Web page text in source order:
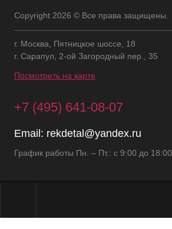
Copyright 2026 © Все права защищены.
г. Москва, Пятницкое шоссе, 18
г. Сарапул, 2-ой Загородный пер., 35
Посмотреть на карте
+7 (495) 641-08-07
Email: rekdetal@yandex.ru
График работы Пн. – Пт.: с 9:00 до 18:00